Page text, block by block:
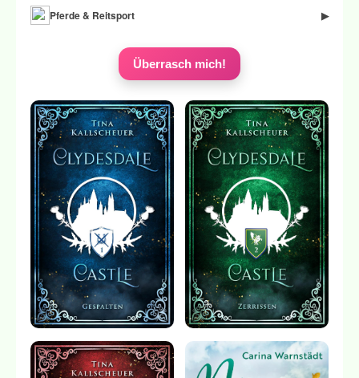
Pferde & Reitsport ▶
Überrasch mich!